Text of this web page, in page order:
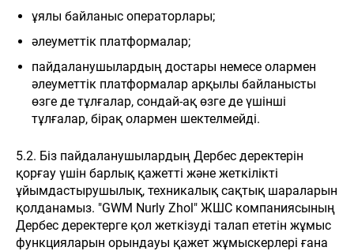
ұялы байланыс операторлары;
әлеуметтік платформалар;
пайдаланушылардың достары немесе олармен
әлеуметтік платформалар арқылы байланысты
өзге де тұлғалар, сондай-ақ өзге де үшінші
тұлғалар, бірақ олармен шектелмейді.
5.2. Біз пайдаланушылардың Дербес деректерін
қорғау үшін барлық қажетті және жеткілікті
ұйымдастырушылық, техникалық сақтық шараларын
қолданамыз. "GWM Nurly Zhol" ЖШС компаниясының
Дербес деректерге қол жеткізуді талап ететін жұмыс
функцияларын орындауы қажет жұмыскерлері ғана